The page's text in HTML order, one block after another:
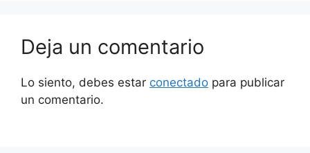
Deja un comentario
Lo siento, debes estar conectado para publicar
un comentario.